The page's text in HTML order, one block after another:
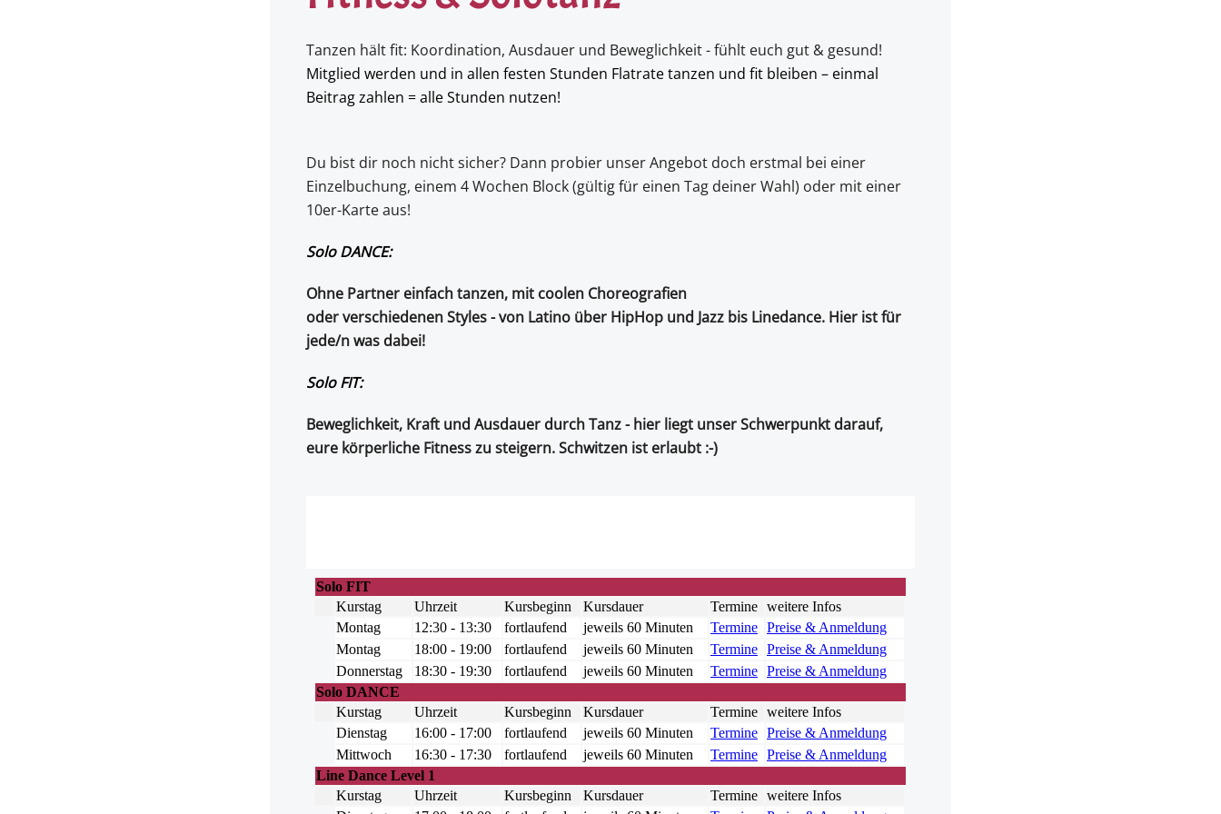
Tanzen hält fit: Koordination, Ausdauer und Beweglichkeit - fühlt euch gut & gesund!
Mitglied werden und in allen festen Stunden Flatrate tanzen und fit bleiben – einmal
Beitrag zahlen = alle Stunden nutzen!
Du bist dir noch nicht sicher? Dann probier unser Angebot doch erstmal bei einer
Einzelbuchung, einem 4 Wochen Block (gültig für einen Tag deiner Wahl) oder mit einer
10er-Karte aus!
Solo DANCE:
Ohne Partner einfach tanzen, mit coolen Choreografien
oder verschiedenen Styles - von Latino über HipHop und Jazz bis Linedance. Hier ist für
jede/n was dabei!
Solo FIT:
Beweglichkeit, Kraft und Ausdauer durch Tanz - hier liegt unser Schwerpunkt darauf,
eure körperliche Fitness zu steigern. Schwitzen ist erlaubt :-)